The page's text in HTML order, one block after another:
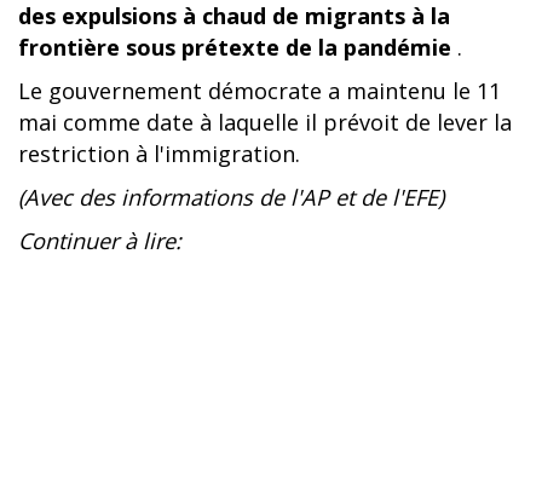
des expulsions à chaud de migrants à la
frontière sous prétexte de la pandémie .
Le gouvernement démocrate a maintenu le 11
mai comme date à laquelle il prévoit de lever la
restriction à l'immigration.
(Avec des informations de l'AP et de l'EFE)
Continuer à lire: